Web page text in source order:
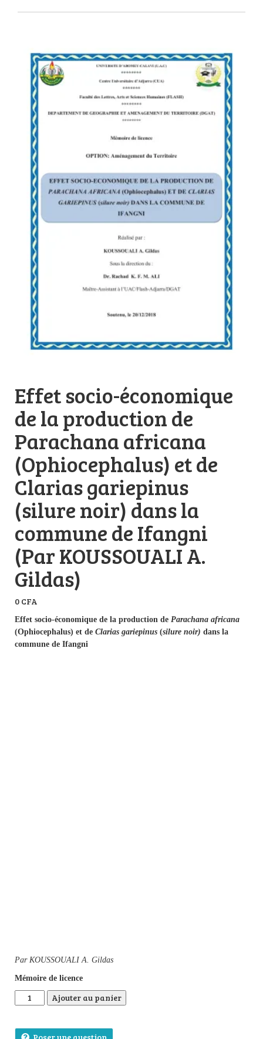
Effet socio-économique
de la production de
Parachana africana
(Ophiocephalus) et de
Clarias gariepinus
(silure noir) dans la
commune de Ifangni
(Par KOUSSOUALI A.
Gildas)
0 CFA
Effet socio-économique de la production de Parachana africana
(Ophiocephalus) et de Clarias gariepinus (silure noir) dans la
commune de Ifangni
Par KOUSSOUALI A. Gildas
Mémoire de licence
quantité de Effet socio-économique de la production de
Ajouter au panier
Poser une question